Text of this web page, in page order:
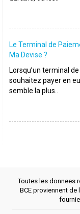
Le Terminal de
Ma Devise ?
Lorsqu’un terminal
souhaitez payer en
semble la plus..
Toutes les donnees
BCE proviennent de